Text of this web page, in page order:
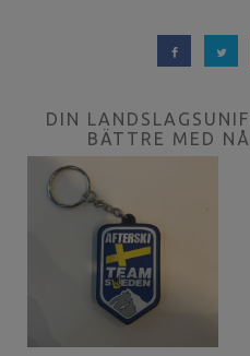
DIN
BÄTTRE MED